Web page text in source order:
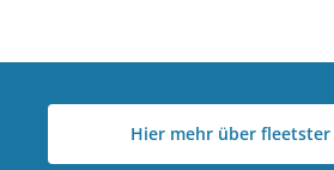
Hier mehr über